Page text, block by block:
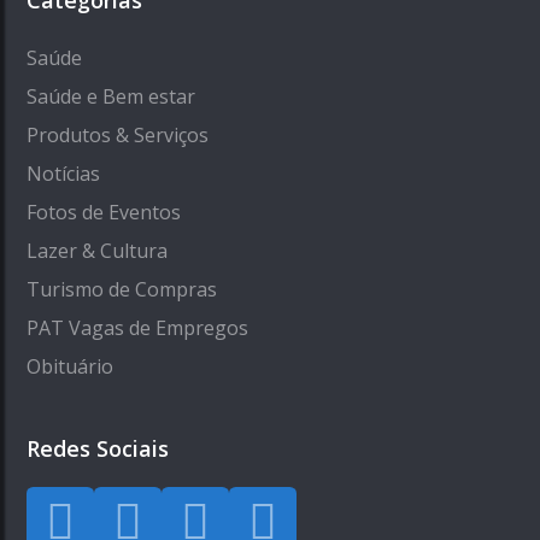
Saúde
Saúde e Bem estar
Produtos & Serviços
Notícias
Fotos de Eventos
Lazer & Cultura
Turismo de Compras
PAT Vagas de Empregos
Obituário
Redes Sociais